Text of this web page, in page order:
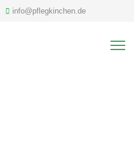
info@pflegkinchen.de